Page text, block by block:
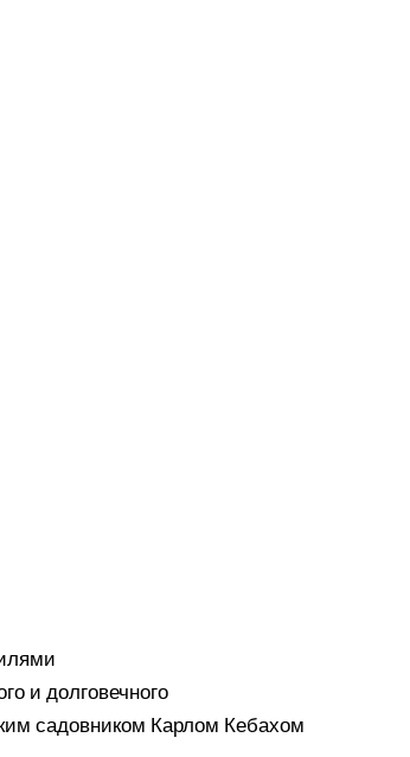
и долговечного
садовником Карлом Кебахом